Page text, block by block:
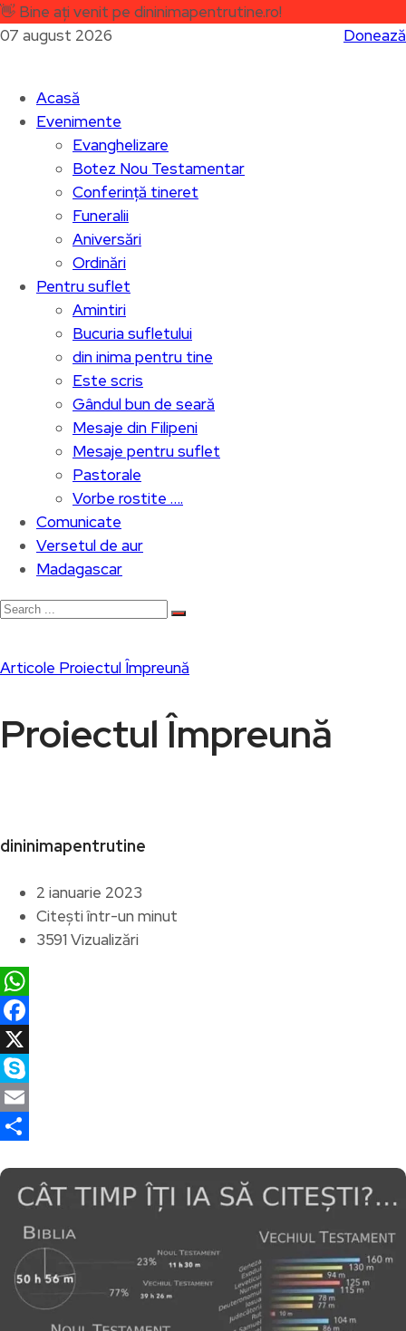
👋 Bine ați venit pe dininimapentrutine.ro!
07 august 2026
Donează
Acasă
Evenimente
Evanghelizare
Botez Nou Testamentar
Conferință tineret
Funeralii
Aniversări
Ordinări
Pentru suflet
Amintiri
Bucuria sufletului
din inima pentru tine
Este scris
Gândul bun de seară
Mesaje din Filipeni
Mesaje pentru suflet
Pastorale
Vorbe rostite ….
Comunicate
Versetul de aur
Madagascar
Articole Proiectul Împreună
Proiectul Împreună
dininimapentrutine
2 ianuarie 2023
Citești într-un minut
3591 Vizualizări
WhatsApp
Facebook
X
Skype
Email